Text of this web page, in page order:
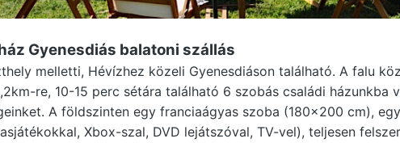
Gyenesdiás balatoni szállás
melletti, Hévízhez közeli Gyenesdiáson található. A falu
re, 10-15 perc sétára található 6 szobás családi házunkba
A földszinten egy franciaágyas szoba (180×200 cm),
Xbox-szal, DVD lejátszóval, TV-vel), teljesen